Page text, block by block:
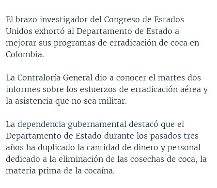
Salte
búsqueda
COLOMBIA
CHILE
ECUADOR
VENEZUELA
COSTA RICA
EL SALVADOR
HONDURAS
NICARAGUA
OTRAS SECCIONES
INMIGRACIÓN
MUNDO
ECONOMÍA
TECNOLOGÍA
DEPORTES
CIENCIA Y SALUD
ESPECIALES DE LA VOA
UCRANIA
MULTIMEDIA
FOTOGRAFÍA
AUDIOS
EL MUNDO AL DÍA
FORO INTERAMERICANO
VISIÓN 360
RADIO
AVANCE INFORMATIVO
AUDIONOTICIAS
DIRECT
DOCUMENTALES DE LA VOA
El brazo investigador del Congreso de Estados
Unidos exhortó al Departamento de Estado a
mejorar sus programas de erradicación de coca en
Colombia.
La Contraloría General dio a conocer el martes dos
informes sobre los esfuerzos de erradicación aérea y
la asistencia que no sea militar.
La dependencia gubernamental destacó que el
Departamento de Estado durante los pasados tres
años ha duplicado la cantidad de dinero y personal
dedicado a la eliminación de las cosechas de coca, la
materia prima de la cocaína.